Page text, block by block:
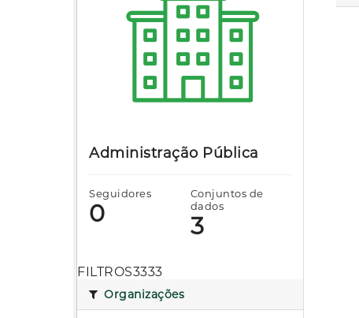
Administração Pública
Seguidores
0
Conjuntos de
dados
3
FILTROS3333
Organizações